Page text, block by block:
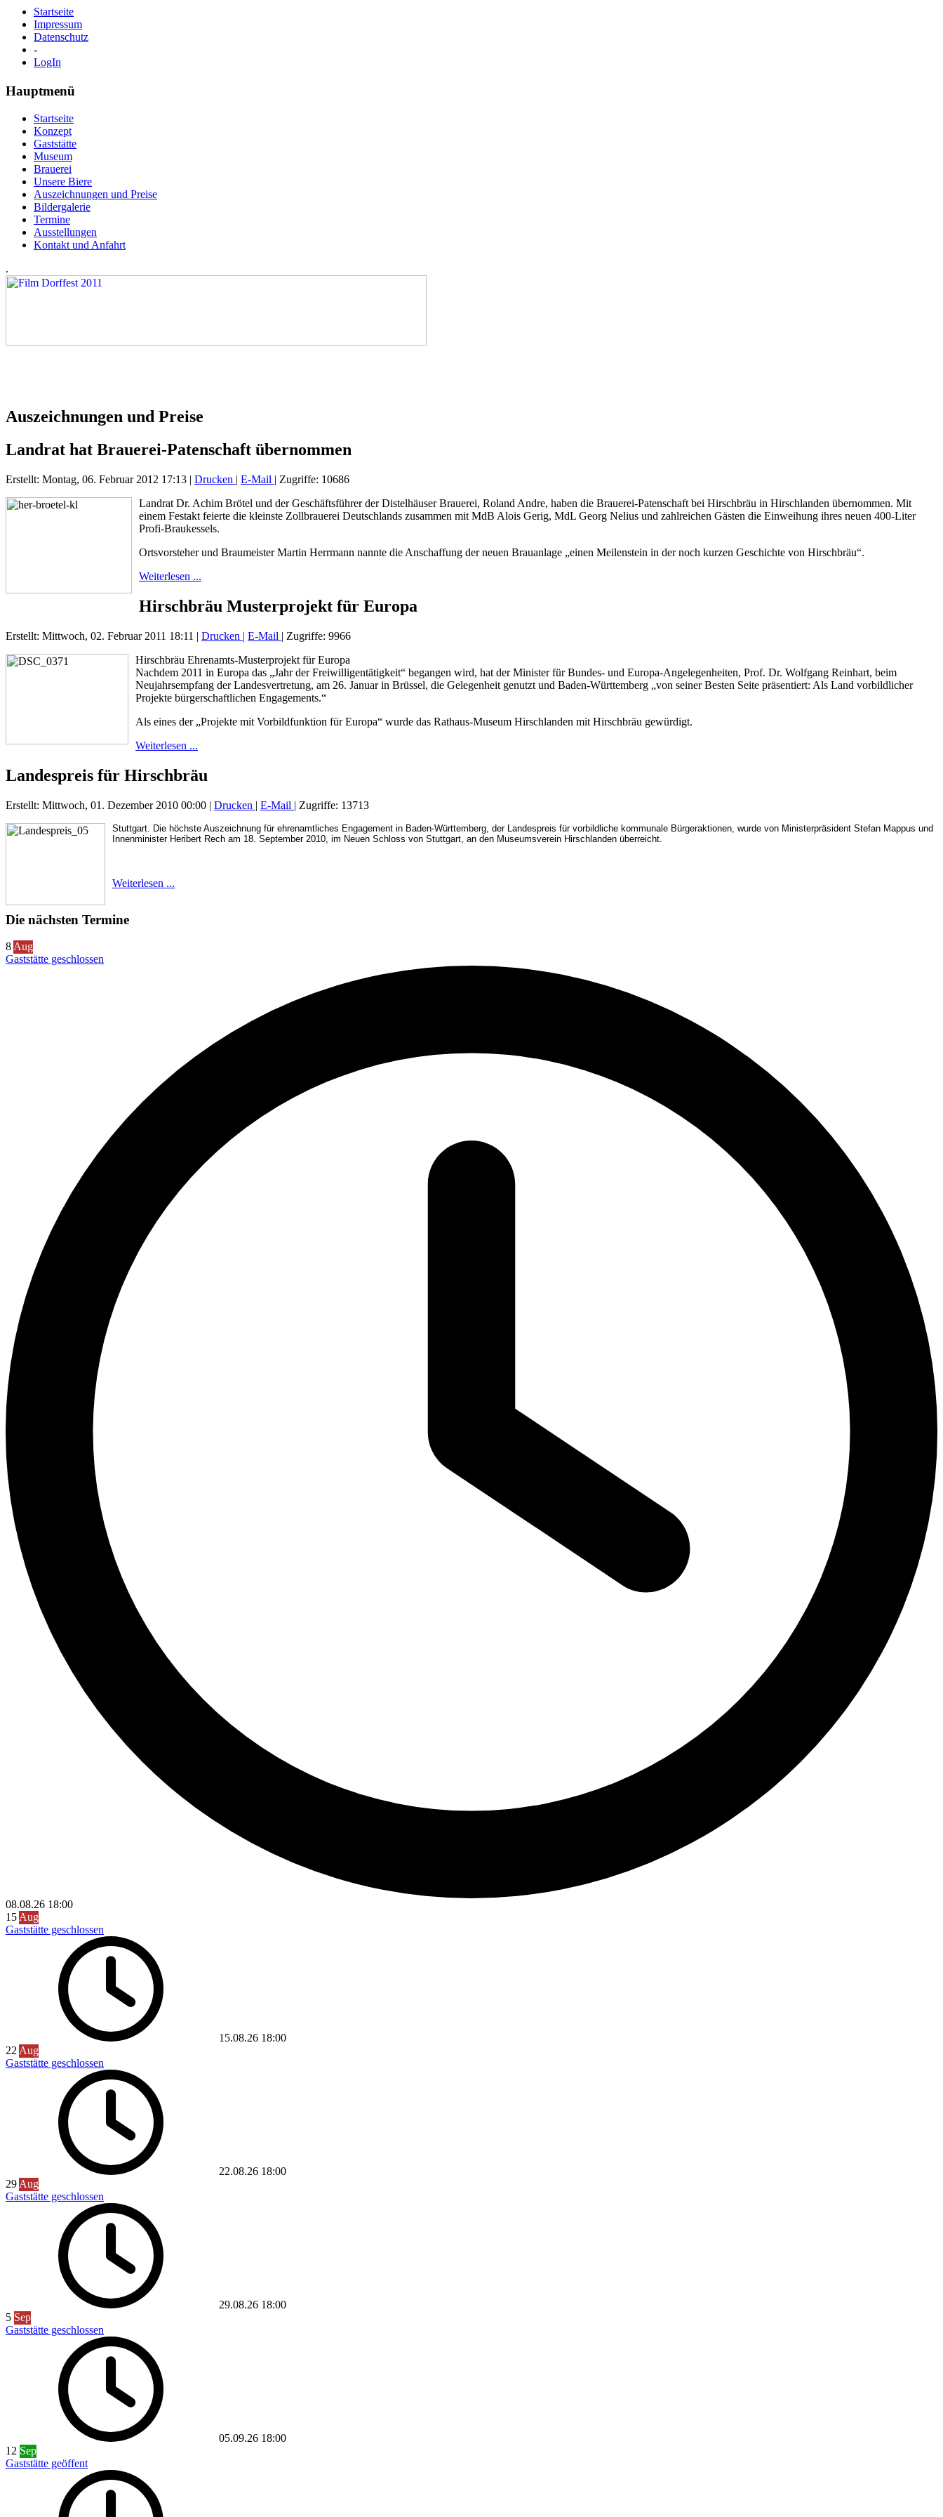
Startseite
Impressum
Datenschutz
-
LogIn
Hauptmenü
Startseite
Konzept
Gaststätte
Museum
Brauerei
Unsere Biere
Auszeichnungen und Preise
Bildergalerie
Termine
Ausstellungen
Kontakt und Anfahrt
.
Auszeichnungen und Preise
Landrat hat Brauerei-Patenschaft übernommen
Erstellt: Montag, 06. Februar 2012 17:13 | Drucken | E-Mail | Zugriffe: 10686
Landrat Dr. Achim Brötel und der Geschäftsführer der Distelhäuser Brauerei, Roland Andre, haben die Brauerei-Patenschaft bei Hirschbräu in Hirschlanden übernommen. Mit
einem Festakt feierte die kleinste Zollbrauerei Deutschlands zusammen mit MdB Alois Gerig, MdL Georg Nelius und zahlreichen Gästen die Einweihung ihres neuen 400-Liter
Profi-Braukessels.
Ortsvorsteher und Braumeister Martin Herrmann nannte die Anschaffung der neuen Brauanlage „einen Meilenstein in der noch kurzen Geschichte von Hirschbräu“.
Weiterlesen ...
Hirschbräu Musterprojekt für Europa
Erstellt: Mittwoch, 02. Februar 2011 18:11 | Drucken | E-Mail | Zugriffe: 9966
Hirschbräu Ehrenamts-Musterprojekt für Europa
Nachdem 2011 in Europa das „Jahr der Freiwilligentätigkeit“ begangen wird, hat der Minister für Bundes- und Europa-Angelegenheiten, Prof. Dr. Wolfgang Reinhart, beim
Neujahrsempfang der Landesvertretung, am 26. Januar in Brüssel, die Gelegenheit genutzt und Baden-Württemberg „von seiner Besten Seite präsentiert: Als Land vorbildlicher
Projekte bürgerschaftlichen Engagements.“
Als eines der „Projekte mit Vorbildfunktion für Europa“ wurde das Rathaus-Museum Hirschlanden mit Hirschbräu gewürdigt.
Weiterlesen ...
Landespreis für Hirschbräu
Erstellt: Mittwoch, 01. Dezember 2010 00:00 | Drucken | E-Mail | Zugriffe: 13713
Stuttgart. Die höchste Auszeichnung für ehrenamtliches Engagement in Baden-Württemberg, der Landespreis für vorbildliche kommunale Bürgeraktionen, wurde von Ministerpräsident Stefan Mappus und
Innenminister Heribert Rech am 18. September 2010, im Neuen Schloss von Stuttgart, an den Museumsverein Hirschlanden überreicht.
Weiterlesen ...
Die nächsten Termine
8 Aug
Gaststätte geschlossen
08.08.26 18:00
15 Aug
Gaststätte geschlossen
15.08.26 18:00
22 Aug
Gaststätte geschlossen
22.08.26 18:00
29 Aug
Gaststätte geschlossen
29.08.26 18:00
5 Sep
Gaststätte geschlossen
05.09.26 18:00
12 Sep
Gaststätte geöffent